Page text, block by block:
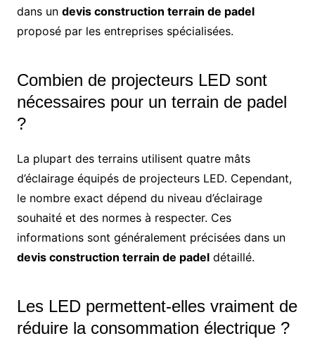
dans un devis construction terrain de padel
proposé par les entreprises spécialisées.
Combien de projecteurs LED sont
nécessaires pour un terrain de padel
?
La plupart des terrains utilisent quatre mâts
d’éclairage équipés de projecteurs LED. Cependant,
le nombre exact dépend du niveau d’éclairage
souhaité et des normes à respecter. Ces
informations sont généralement précisées dans un
devis construction terrain de padeldétaillé.
Les LED permettent-elles vraiment de
réduire la consommation électrique ?